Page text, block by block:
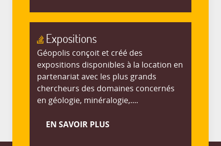
Expositions
Géopolis conçoit et créé des
expositions disponibles à la location en
partenariat avec les plus grands
chercheurs des domaines concernés
en géologie, minéralogie,....
EN SAVOIR PLUS